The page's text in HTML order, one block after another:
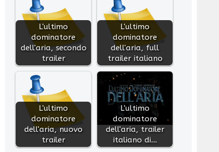
L'ultimo
dominatore
dell'aria, secondo
trailer
L'ultimo
dominatore
dell'aria, full
trailer italiano
L'ultimo
dominatore
dell'aria, nuovo
trailer
L'ultimo
dominatore
dell'aria, trailer
italiano di…